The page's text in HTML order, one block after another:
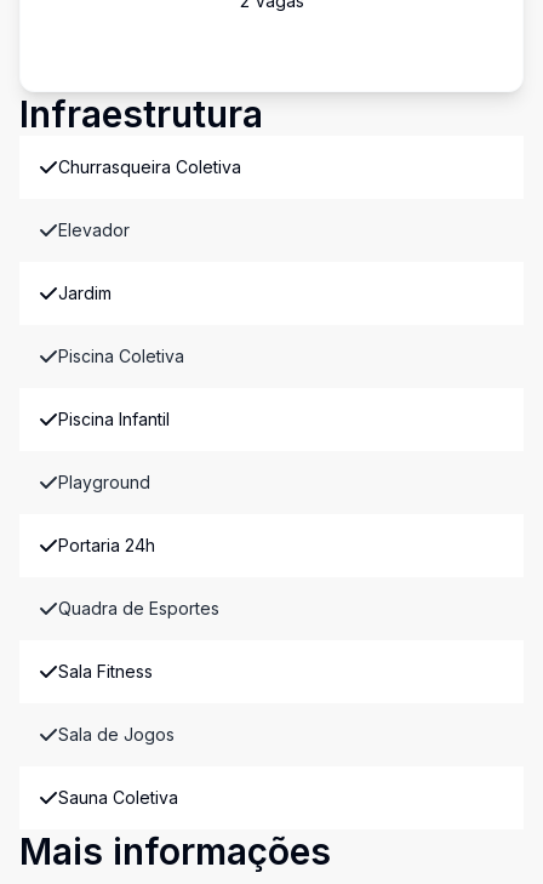
Infraestrutura
Churrasqueira Coletiva
Elevador
Jardim
Piscina Coletiva
Piscina Infantil
Playground
Portaria 24h
Quadra de Esportes
Sala Fitness
Sala de Jogos
Sauna Coletiva
Mais informações